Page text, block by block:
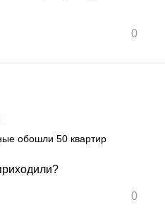
0
обошли 50 квартир
0